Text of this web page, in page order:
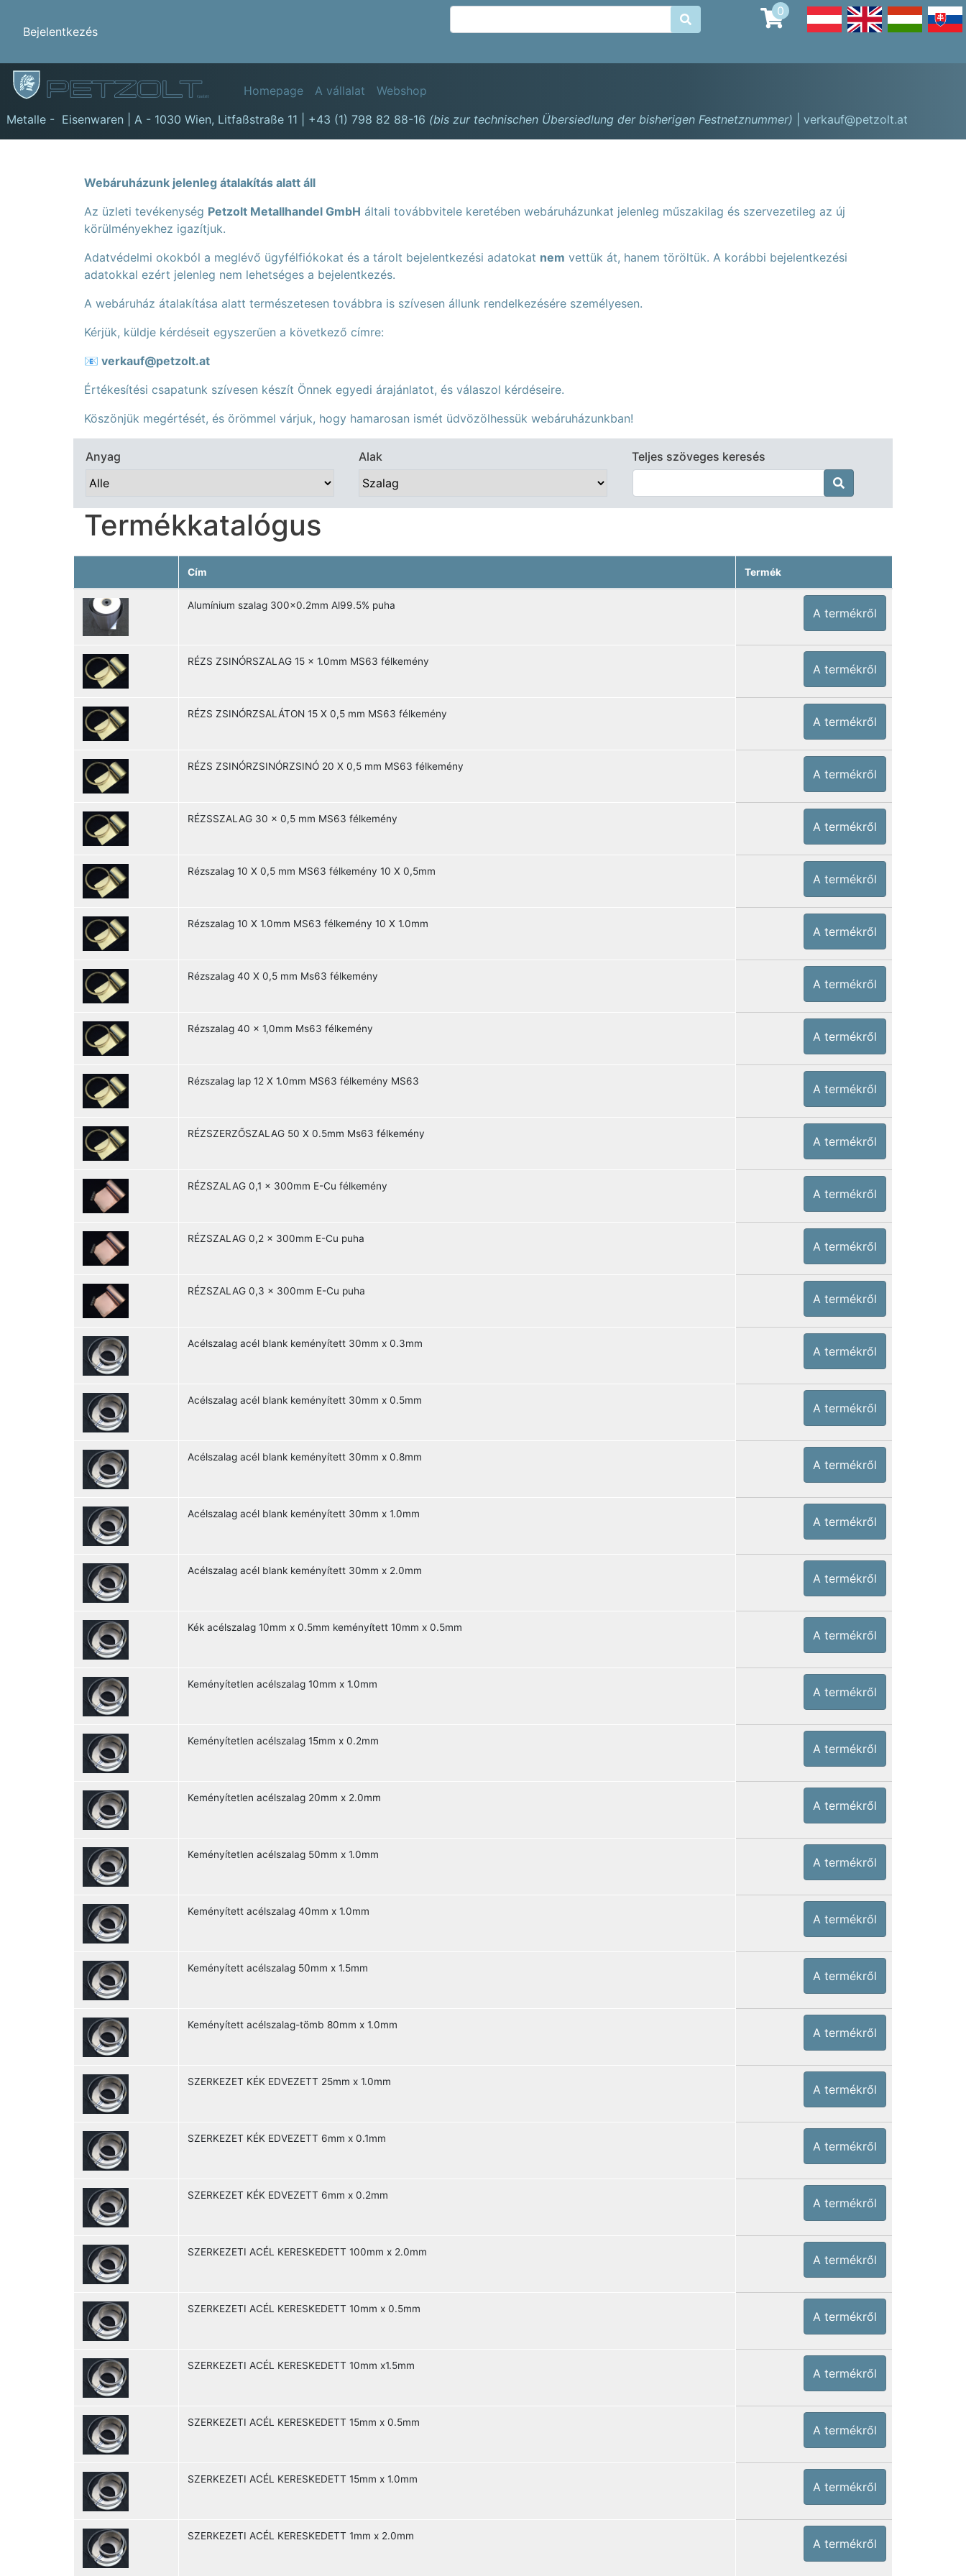
Ugrás
Benutzermenü
Bejelentkezés

0
GmbH Hauptnavigation
Homepage A vállalat
Webshop
Metalle - Eisenwaren | A - 1030 Wien, Litfaßstraße 11 +43 (1) 798 82 88-16 (bis zur technischen Übersiedlung der bisherigen Festnetznummer) | verkauf@petzolt.at
Webáruházunk jelenleg átalakítás alatt áll
Az üzleti tevékenység Petzolt Metallhandel GmbH általi továbbvitele keretében webáruházunkat jelenleg műszakilag és szervezetileg az új
körülményekhez igazítjuk.
Adatvédelmi okokból a meglévő ügyfélfiókokat és a tárolt bejelentkezési adatokat nem vettük át, hanem töröltük. A korábbi bejelentkezési
adatokkal ezért jelenleg nem lehetséges a bejelentkezés.
A webáruház átalakítása alatt természetesen továbbra is szívesen állunk rendelkezésére személyesen.
Kérjük, küldje kérdéseit egyszerűen a következő címre:
📧 verkauf@petzolt.at
Értékesítési csapatunk szívesen készít Önnek egyedi árajánlatot, és válaszol kérdéseire.
Köszönjük megértését, és örömmel várjuk, hogy hamarosan ismét üdvözölhessük webáruházunkban!
Anyag Alak Teljes szöveges keresés

Termékkatalógus
Cím Termék
Alumínium szalag 300x0.2mm Al99.5% puha
A termékről
RÉZS ZSINÓRSZALAG 15 x 1.0mm MS63 félkemény
A termékről
RÉZS ZSINÓRZSALÁTON 15 X 0,5 mm MS63 félkemény
A termékről
RÉZS ZSINÓRZSINÓRZSINÓ 20 X 0,5 mm MS63 félkemény
A termékről
RÉZSSZALAG 30 x 0,5 mm MS63 félkemény
A termékről
Rézszalag 10 X 0,5 mm MS63 félkemény 10 X 0,5mm
A termékről
Rézszalag 10 X 1.0mm MS63 félkemény 10 X 1.0mm
A termékről
Rézszalag 40 X 0,5 mm Ms63 félkemény
A termékről
Rézszalag 40 x 1,0mm Ms63 félkemény
A termékről
Rézszalag lap 12 X 1.0mm MS63 félkemény MS63
A termékről
RÉZSZERZŐSZALAG 50 X 0.5mm Ms63 félkemény
A termékről
RÉZSZALAG 0,1 x 300mm E-Cu félkemény
A termékről
RÉZSZALAG 0,2 x 300mm E-Cu puha
A termékről
RÉZSZALAG 0,3 x 300mm E-Cu puha
A termékről
Acélszalag acél blank keményített 30mm x 0.3mm
A termékről
Acélszalag acél blank keményített 30mm x 0.5mm
A termékről
Acélszalag acél blank keményített 30mm x 0.8mm
A termékről
Acélszalag acél blank keményített 30mm x 1.0mm
A termékről
Acélszalag acél blank keményített 30mm x 2.0mm
A termékről
Kék acélszalag 10mm x 0.5mm keményített 10mm x 0.5mm
A termékről
Keményítetlen acélszalag 10mm x 1.0mm
A termékről
Keményítetlen acélszalag 15mm x 0.2mm
A termékről
Keményítetlen acélszalag 20mm x 2.0mm
A termékről
Keményítetlen acélszalag 50mm x 1.0mm
A termékről
Keményített acélszalag 40mm x 1.0mm
A termékről
Keményített acélszalag 50mm x 1.5mm
A termékről
Keményített acélszalag-tömb 80mm x 1.0mm
A termékről
SZERKEZET KÉK EDVEZETT 25mm x 1.0mm
A termékről
SZERKEZET KÉK EDVEZETT 6mm x 0.1mm
A termékről
SZERKEZET KÉK EDVEZETT 6mm x 0.2mm
A termékről
SZERKEZETI ACÉL KERESKEDETT 100mm x 2.0mm
A termékről
SZERKEZETI ACÉL KERESKEDETT 10mm x 0.5mm
A termékről
SZERKEZETI ACÉL KERESKEDETT 10mm x1.5mm
A termékről
SZERKEZETI ACÉL KERESKEDETT 15mm x 0.5mm
A termékről
SZERKEZETI ACÉL KERESKEDETT 15mm x 1.0mm
A termékről
SZERKEZETI ACÉL KERESKEDETT 1mm x 2.0mm
A termékről